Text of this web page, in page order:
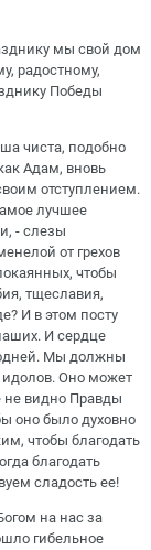
мы свой дом
радостному,
Победы
чиста, подобно
Адам, вновь
отступлением.
лучшее
- слезы
от грехов
чтобы
тщеславия,
И в этом посту
И сердце
Мы должны
идолов. Оно может
не видно Правды
оно было духовно
чтобы благодать
благодать
сладость ее!
на нас за
гибельное